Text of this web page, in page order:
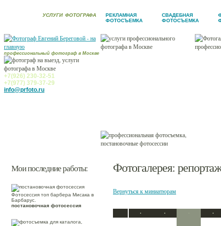
УСЛУГИ ФОТОГРАФА
РЕКЛАМНАЯ
ФОТОСЪЕМКА
СВАДЕБНАЯ
ФОТОСЪЕМКА
профессиональный фотограф в Москве
+7(926) 230-32-51
+7(977) 379-37-29
info@prfoto.ru
Мои последние работы:
Фотосессия топ барбера Мисака в
Барбарус.
постановочная фотосессия
Фотогалерея:
Вернуться к миниатюрам